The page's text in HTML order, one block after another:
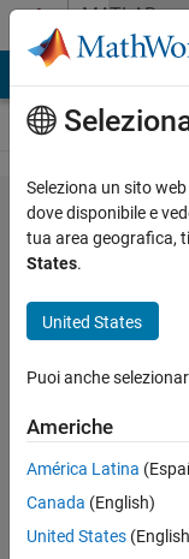
Vai al contenutoMATLAB
Answers
Predict
classification
images using
Maria
Capiroso
22 Mag
2023
Seleziona un sito
dove disponibile e
tua area geografica,
States.
United States
Puoi anche
Americhe
América Latina
Canada (English)
United States